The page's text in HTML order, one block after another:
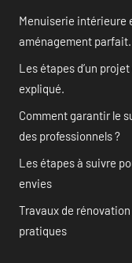
Menuiserie intérieure
aménagement parfait.
Les étapes d’un
expliqué.
Comment garantir le
des professionnels ?
Les étapes à suivre
envies
Travaux de
pratiques